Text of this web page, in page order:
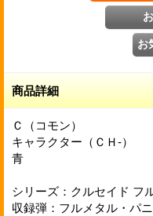
商品詳細
Ｃ（コモン）
キャラクター（ＣＨ-）
青
シリーズ：クルセイド フ
収録弾：フルメタル・パ